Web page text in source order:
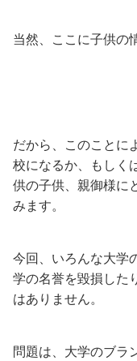
当然、ここに子供の
だから、このことに
校になるか、もしく
供の子供、親御様に
みます。
今回、いろんな大学
学の名誉を毀損した
はありません。
問題は、大学のブラ